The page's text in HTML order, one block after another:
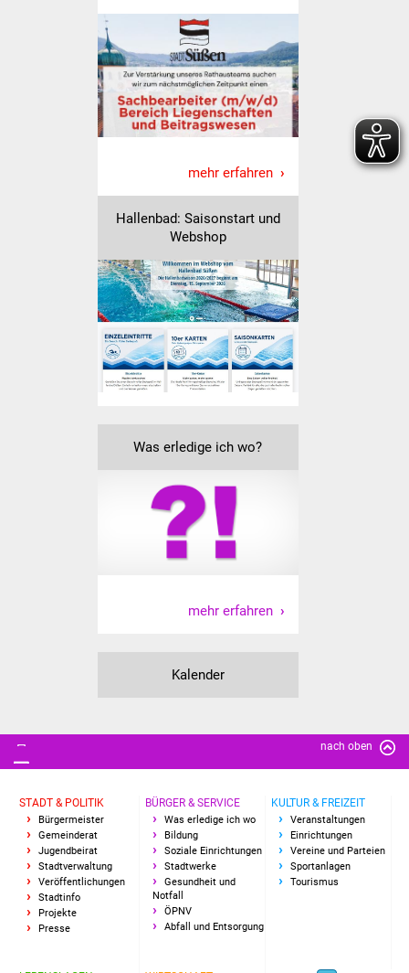
Route der
Industriekultur
Lebenslagen
Stadtseniorenrat
Sommerwochen für
Ältere
Seniorenwohn- und
Pflegeheim
Familien
Schülerferienprogramm
Migration und Integration
Wohnen
Wirtschaft
Haushalt & Infos
mehr erfahren
Hallenbad: Saisonstart und
Webshop
Was erledige ich wo?
mehr erfahren
Kalender
nach oben
STADT & POLITIK
Bürgermeister
Gemeinderat
Jugendbeirat
Stadtverwaltung
Veröffentlichungen
Stadtinfo
Projekte
Presse
BÜRGER & SERVICE
Was erledige ich wo
Bildung
Soziale Einrichtungen
Stadtwerke
Gesundheit und
Notfall
ÖPNV
Abfall und Entsorgung
KULTUR & FREIZEIT
Veranstaltungen
Einrichtungen
Vereine und Parteien
Sportanlagen
Tourismus